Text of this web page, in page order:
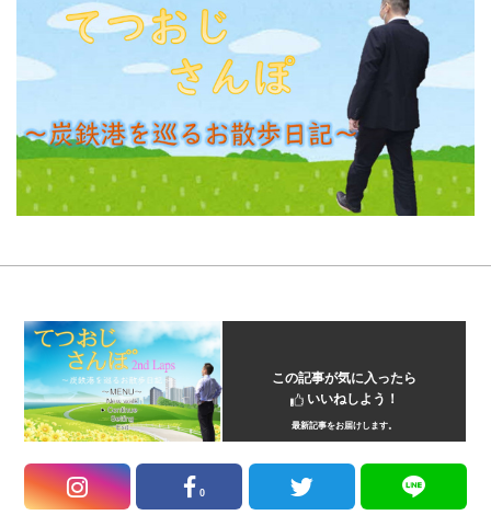
この記事が気に入ったら
いいねしよう！
最新記事をお届けします。
0